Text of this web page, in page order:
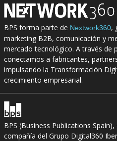
BPS forma parte de Nextwork360,
marketing B2B, comunicación y
mercado tecnológico. A través de
conectamos a fabricantes,
impulsando la Transformación
crecimiento empresarial.
BPS (Business Publications
compañía del Grupo Digital360